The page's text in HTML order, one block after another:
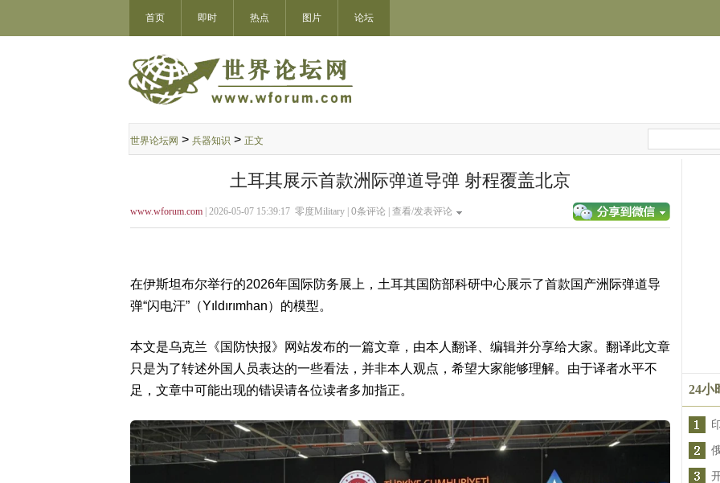
首页 即时 热点 图片 论坛
世界论坛网 > 兵器知识 > 正文
土耳其展示首款洲际弹道导弹 射程覆盖北京
www.wforum.com | 2026-05-07 15:39:17 零度Military | 0条评论 | 查看/发表评论
在伊斯坦布尔举行的2026年国际防务展上，土耳其国防部科研中心展示了首款国产洲际弹道导
弹“闪电汗”（Yıldırımhan）的模型。
本文是乌克兰《国防快报》网站发布的一篇文章，由本人翻译、编辑并分享给大家。翻译此文章
只是为了转述外国人员表达的一些看法，并非本人观点，希望大家能够理解。由于译者水平不
足，文章中可能出现的错误请各位读者多加指正。
24小